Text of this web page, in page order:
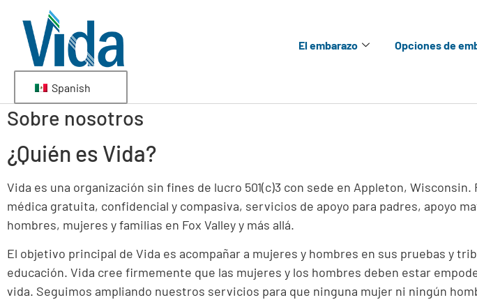
Spanish
El embarazo Opciones de
Sobre nosotros
¿Quién es Vida?
Vida es una organización sin fines de lucro 501(c)3 con sede en Appleton,
médica gratuita, confidencial y compasiva, servicios de apoyo para padres, apoyo
hombres, mujeres y familias en Fox Valley y más allá.
El objetivo principal de Vida es acompañar a mujeres y hombres en sus pruebas y
educación. Vida cree firmemente que las mujeres y los hombres deben estar
vida. Seguimos ampliando nuestros servicios para que ninguna mujer ni ningún